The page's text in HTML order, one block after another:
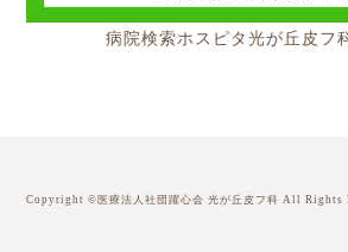
病院検索ホスピタ光が丘皮フ
Copyright © 医療法人社団躍心会 光が丘皮フ科 All Rights